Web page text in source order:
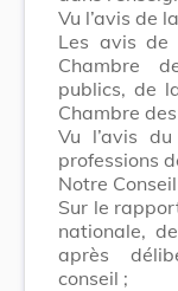
Vu l’avis de
Les avis de
Chambre
publics, de
Chambre
Vu l’avis
professions
Notre
Sur le
nationale,
après
conseil ;